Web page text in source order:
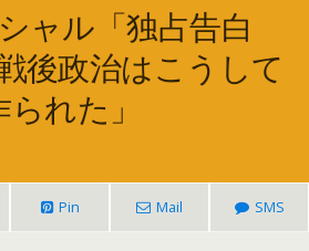
ャル「独占告白
後政治はこうして
られた」
Pin Mail SMS